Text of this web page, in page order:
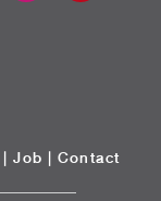
|Job | Contact